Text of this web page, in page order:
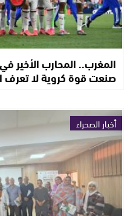
المغرب.. المحارب الأخير
صنعت قوة كروية لا تعرف
أخبار الصحراء